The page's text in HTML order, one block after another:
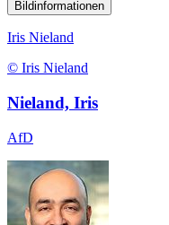
Bildinformationen
Iris Nieland
© Iris Nieland
Nieland, Iris
AfD